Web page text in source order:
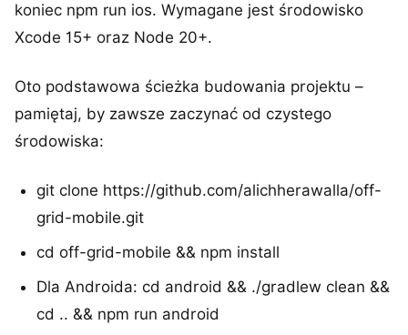
koniec npm run ios. Wymagane jest środowisko
Xcode 15+ oraz Node 20+.
Oto podstawowa ścieżka budowania projektu –
pamiętaj, by zawsze zaczynać od czystego
środowiska:
git clone https://github.com/alichherawalla/off-
grid-mobile.git
cd off-grid-mobile && npm install
Dla Androida: cd android && ./gradlew clean &&
cd .. && npm run android